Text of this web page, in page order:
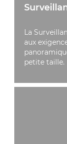
La
aux
petite taille.